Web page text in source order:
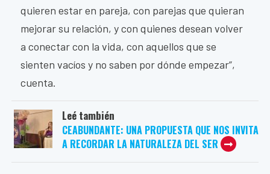
quieren estar en pareja, con parejas que quieran
mejorar su relación, y con quienes desean volver
a conectar con la vida, con aquellos que se
sienten vacíos y no saben por dónde empezar”,
cuenta.
Leé también
CEABUNDANTE: UNA PROPUESTA QUE NOS INVITA
A RECORDAR LA NATURALEZA DEL SER